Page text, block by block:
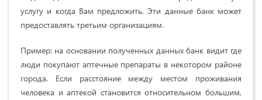
услугу и когда Вам предложить. Эти данные банк может
предоставлять третьим организациям.
Пример: на основании полученных данных банк видит где
люди покупают аптечные препараты в некотором районе
города. Если расстояние между местом проживания
человека и аптекой становится относительном большим,